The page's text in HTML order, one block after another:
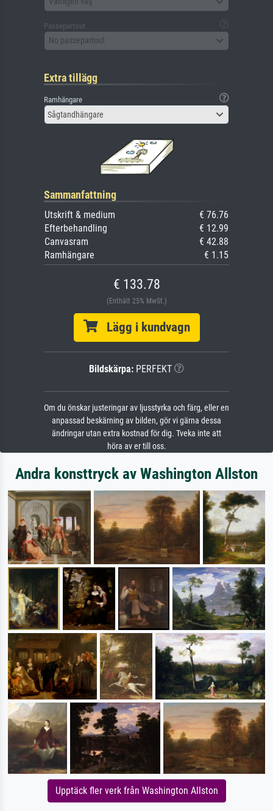
Passepartout
No passepartout
Extra tillägg
Ramhängare
Sågtandhängare
Sammanfattning
Utskrift & medium
€ 76.76
Efterbehandling
€ 12.99
Canvasram
€ 42.88
Ramhängare
€ 1.15
€ 133.78
(Enthält 25% MwSt.)
Lägg i kundvagn
Bildskärpa: PERFEKT
Om du önskar justeringar av ljusstyrka och färg, eller en
anpassad beskärning av bilden, gör vi gärna dessa
ändringar utan extra kostnad för dig. Tveka inte att
höra av er till oss.
Andra konsttryck av Washington Allston
Upptäck fler verk från Washington Allston